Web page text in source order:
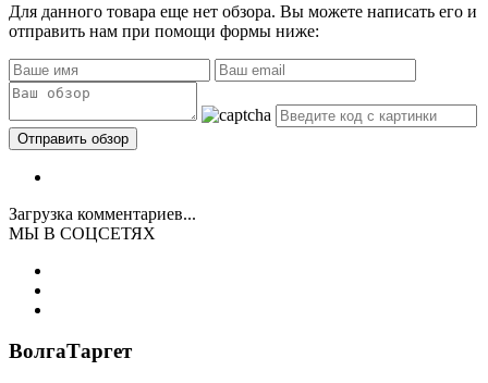
Для данного товара еще нет обзора. Вы можете написать его и
отправить нам при помощи формы ниже:
Загрузка комментариев...
МЫ В СОЦСЕТЯХ
ВолгаТаргет